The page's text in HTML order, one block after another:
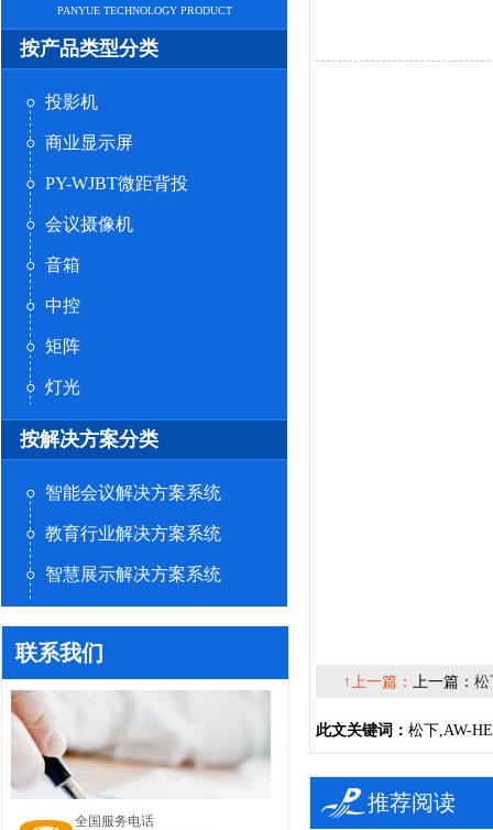
↑上一篇： 上一篇： 松
此文关键词： 松下,AW-
推荐阅读
PANYUE TECHNOLOGY PRODUCT
按产品类型分类
投影机
商业显示屏
PY-WJBT微距背投
会议摄像机
音箱
中控
矩阵
灯光
按解决方案分类
智能会议解决方案系统
教育行业解决方案系统
智慧展示解决方案系统
联系我们
全国服务电话